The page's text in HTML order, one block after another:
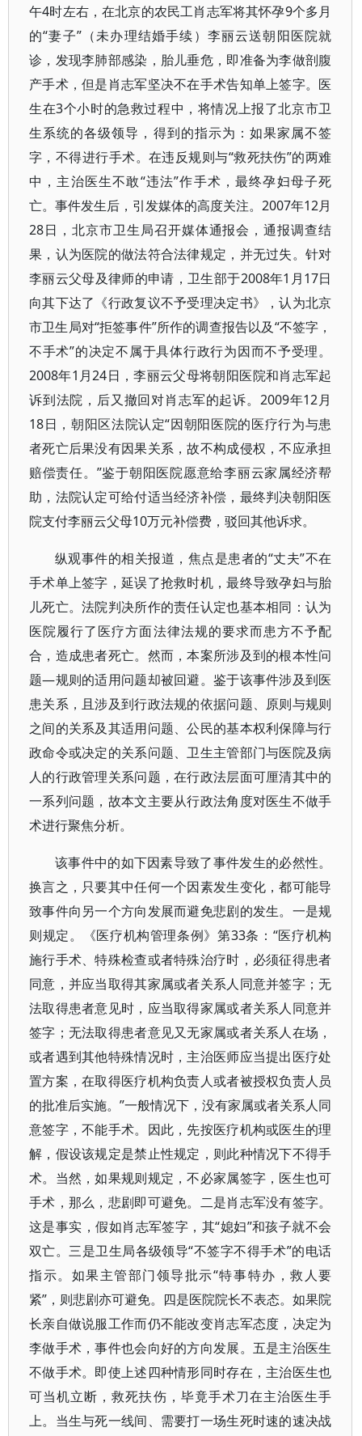
午4时左右，在北京的农民工肖志军将其怀孕9个多月
的“妻子”（未办理结婚手续）李丽云送朝阳医院就
诊，发现李肺部感染，胎儿垂危，即准备为李做剖腹
产手术，但是肖志军坚决不在手术告知单上签字。医
生在3个小时的急救过程中，将情况上报了北京市卫
生系统的各级领导，得到的指示为：如果家属不签
字，不得进行手术。在违反规则与“救死扶伤”的两难
中，主治医生不敢“违法”作手术，最终孕妇母子死
亡。事件发生后，引发媒体的高度关注。2007年12月
28日，北京市卫生局召开媒体通报会，通报调查结
果，认为医院的做法符合法律规定，并无过失。针对
李丽云父母及律师的申请，卫生部于2008年1月17日
向其下达了《行政复议不予受理决定书》，认为北京
市卫生局对“拒签事件”所作的调查报告以及“不签字，
不手术”的决定不属于具体行政行为因而不予受理。
2008年1月24日，李丽云父母将朝阳医院和肖志军起
诉到法院，后又撤回对肖志军的起诉。2009年12月
18日，朝阳区法院认定“因朝阳医院的医疗行为与患
者死亡后果没有因果关系，故不构成侵权，不应承担
赔偿责任。”鉴于朝阳医院愿意给李丽云家属经济帮
助，法院认定可给付适当经济补偿，最终判决朝阳医
院支付李丽云父母10万元补偿费，驳回其他诉求。
纵观事件的相关报道，焦点是患者的“丈夫”不在
手术单上签字，延误了抢救时机，最终导致孕妇与胎
儿死亡。法院判决所作的责任认定也基本相同：认为
医院履行了医疗方面法律法规的要求而患方不予配
合，造成患者死亡。然而，本案所涉及到的根本性问
题—规则的适用问题却被回避。鉴于该事件涉及到医
患关系，且涉及到行政法规的依据问题、原则与规则
之间的关系及其适用问题、公民的基本权利保障与行
政命令或决定的关系问题、卫生主管部门与医院及病
人的行政管理关系问题，在行政法层面可厘清其中的
一系列问题，故本文主要从行政法角度对医生不做手
术进行聚焦分析。
该事件中的如下因素导致了事件发生的必然性。
换言之，只要其中任何一个因素发生变化，都可能导
致事件向另一个方向发展而避免悲剧的发生。一是规
则规定。《医疗机构管理条例》第33条：“医疗机构
施行手术、特殊检查或者特殊治疗时，必须征得患者
同意，并应当取得其家属或者关系人同意并签字；无
法取得患者意见时，应当取得家属或者关系人同意并
签字；无法取得患者意见又无家属或者关系人在场，
或者遇到其他特殊情况时，主治医师应当提出医疗处
置方案，在取得医疗机构负责人或者被授权负责人员
的批准后实施。”一般情况下，没有家属或者关系人同
意签字，不能手术。因此，先按医疗机构或医生的理
解，假设该规定是禁止性规定，则此种情况下不得手
术。当然，如果规则规定，不必家属签字，医生也可
手术，那么，悲剧即可避免。二是肖志军没有签字。
这是事实，假如肖志军签字，其“媳妇”和孩子就不会
双亡。三是卫生局各级领导“不签字不得手术”的电话
指示。如果主管部门领导批示“特事特办，救人要
紧”，则悲剧亦可避免。四是医院院长不表态。如果院
长亲自做说服工作而仍不能改变肖志军态度，决定为
李做手术，事件也会向好的方向发展。五是主治医生
不做手术。即使上述四种情形同时存在，主治医生也
可当机立断，救死扶伤，毕竟手术刀在主治医生手
上。当生与死一线间、需要打一场生死时速的速决战